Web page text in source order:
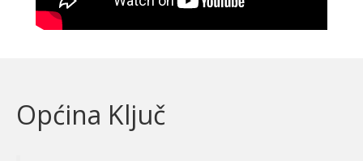
Općina Ključ